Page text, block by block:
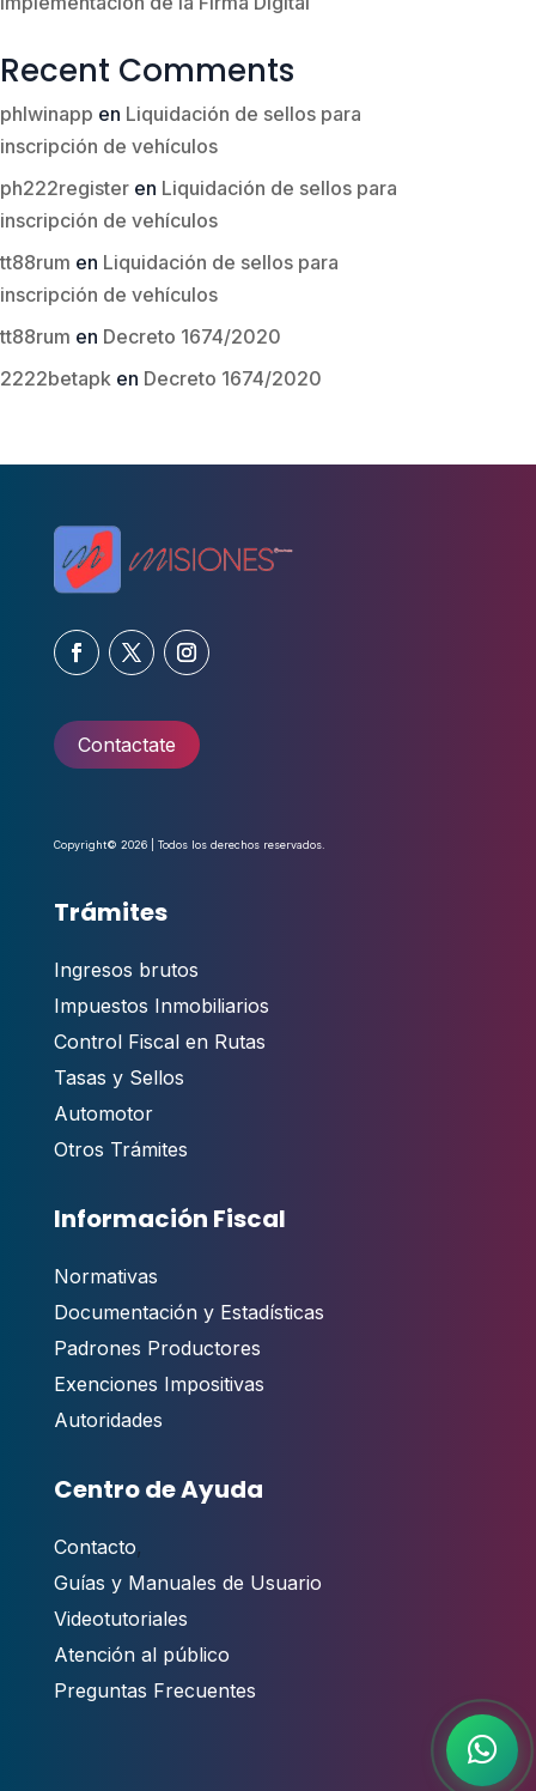
Recent Comments
phlwinapp en Liquidación de sellos para
inscripción de vehículos
ph222register en Liquidación de sellos para
inscripción de vehículos
tt88rum en Liquidación de sellos para
inscripción de vehículos
tt88rum en Decreto 1674/2020
2222betapk en Decreto 1674/2020
Contactate
Copyright© 2026 | Todos los derechos reservados.
Trámites
Ingresos brutos
Impuestos Inmobiliarios
Control Fiscal en Rutas
Tasas y Sellos
Automotor
Otros Trámites
Información Fiscal
Normativas
Documentación y Estadísticas
Padrones Productores
Exenciones Impositivas
Autoridades
Centro de Ayuda
Contacto,
Guías y Manuales de Usuario
Videotutoriales
Atención al público
Preguntas Frecuentes